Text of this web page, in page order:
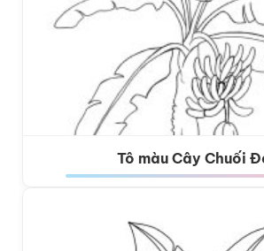
Tô màu Cây Chuối